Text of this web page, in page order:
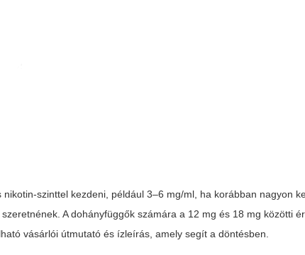
szinttel kezdeni, például 3–6 mg/ml, ha korábban nagyon
A dohányfüggők számára a 12 mg és 18 mg közötti
vásárlói útmutató és ízleírás, amely segít a döntésben.